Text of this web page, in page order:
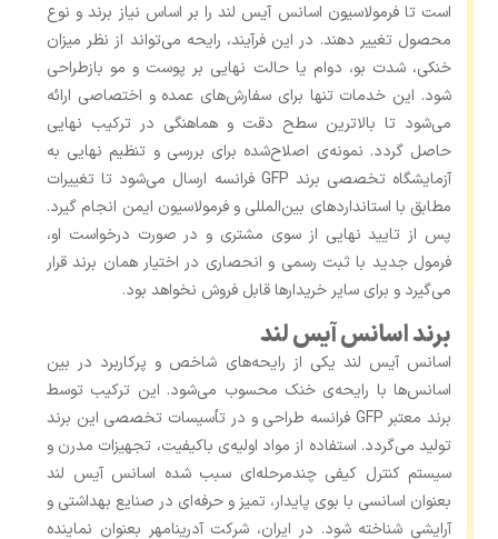
است تا فرمولاسیون اسانس آیس لند را بر اساس نیاز برند و نوع
محصول تغییر دهند. در این فرآیند، رایحه می‌تواند از نظر میزان
خنکی، شدت بو، دوام یا حالت نهایی بر پوست و مو بازطراحی
شود. این خدمات تنها برای سفارش‌های عمده و اختصاصی ارائه
می‌شود تا بالاترین سطح دقت و هماهنگی در ترکیب نهایی
حاصل گردد. نمونه‌ی اصلاح‌شده برای بررسی و تنظیم نهایی به
آزمایشگاه تخصصی برند GFP فرانسه ارسال می‌شود تا تغییرات
مطابق با استانداردهای بین‌المللی و فرمولاسیون ایمن انجام گیرد.
پس از تایید نهایی از سوی مشتری و در صورت درخواست او،
فرمول جدید با ثبت رسمی و انحصاری در اختیار همان برند قرار
می‌گیرد و برای سایر خریدارها قابل فروش نخواهد بود.
برند اسانس آیس لند
اسانس آیس لند یکی از رایحه‌های شاخص و پرکاربرد در بین
اسانس‌ها با رایحه‌ی خنک محسوب می‌شود. این ترکیب توسط
برند معتبر GFP فرانسه طراحی و در تأسیسات تخصصی این برند
تولید می‌گردد. استفاده از مواد اولیه‌ی باکیفیت، تجهیزات مدرن و
سیستم کنترل کیفی چندمرحله‌ای سبب شده اسانس آیس لند
بعنوان اسانسی با بوی پایدار، تمیز و حرفه‌ای در صنایع بهداشتی و
آرایشی شناخته شود. در ایران، شرکت آدرینامهر بعنوان نماینده